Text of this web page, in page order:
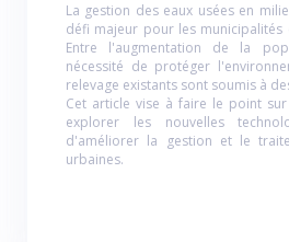
La gestion des eaux usées en
défi majeur pour les municipalités
Entre l'augmentation de la
nécessité de protéger
relevage existants sont soumis à
Cet article vise à faire le point
explorer les nouvelles
d'améliorer la gestion et le
urbaines.